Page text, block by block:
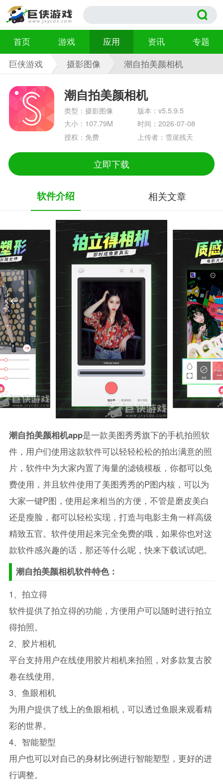
首页 游戏 应用 资讯
专题
巨侠游戏
摄影图像
潮自拍美颜相机
潮自拍美颜相机
类型：摄影图像
版本：v5.5.9.5
大小：107.79M
时间：2026-07-08
授权：免费
上传者：雪崖残天
立即下载
软件介绍 相关文章
潮自拍美颜相机app是一款美图秀秀旗下的手机拍照软
件，用户们使用这款软件可以轻轻松松的拍出满意的照
片，软件中为大家内置了海量的滤镜模板，你都可以免
费使用，并且软件使用了美图秀秀的P图内核，可以为
大家一键P图，使用起来相当的方便，不管是磨皮美白
还是瘦脸，都可以轻松实现，打造与电影主角一样高级
精致五官。软件使用起来完全免费的哦，如果你也对这
款软件感兴趣的话，那还等什么呢，快来下载试试吧。
潮自拍美颜相机软件特色：
1、拍立得
软件提供了拍立得的功能，方便用户可以随时进行拍立
得拍照。
2、胶片相机
平台支持用户在线使用胶片相机来拍照，对多款复古胶
卷在线使用。
3、鱼眼相机
为用户提供了线上的鱼眼相机，可以透过鱼眼来观看精
彩的世界。
4、智能塑型
用户也可以对自己的身材比例进行智能塑型，更好的进
行调整。